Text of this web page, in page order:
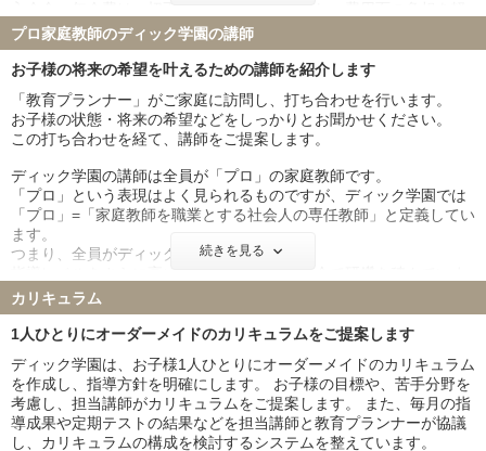
減できるよう努めています。
プロ家庭教師のディック学園の講師
お子様の将来の希望を叶えるための講師を紹介します
「教育プランナー」がご家庭に訪問し、打ち合わせを行います。
お子様の状態・将来の希望などをしっかりとお聞かせください。
この打ち合わせを経て、講師をご提案します。
ディック学園の講師は全員が「プロ」の家庭教師です。
「プロ」という表現はよく見られるものですが、ディック学園では
「プロ」=「家庭教師を職業とする社会人の専任教師」と定義してい
ます。
つまり、全員がディック学園の正社員。
す。
家庭教師は「教育サービス接客業」という考え方のもと、プロとし
続きを見る
カリキュラム
1人ひとりにオーダーメイドのカリキュラムをご提案します
ディック学園は、お子様1人ひとりにオーダーメイドのカリキュラム
を作成し、指導方針を明確にします。 お子様の目標や、苦手分野を
考慮し、担当講師がカリキュラムをご提案します。 また、毎月の指
導成果や定期テストの結果などを担当講師と教育プランナーが協議
し、カリキュラムの構成を検討するシステムを整えています。